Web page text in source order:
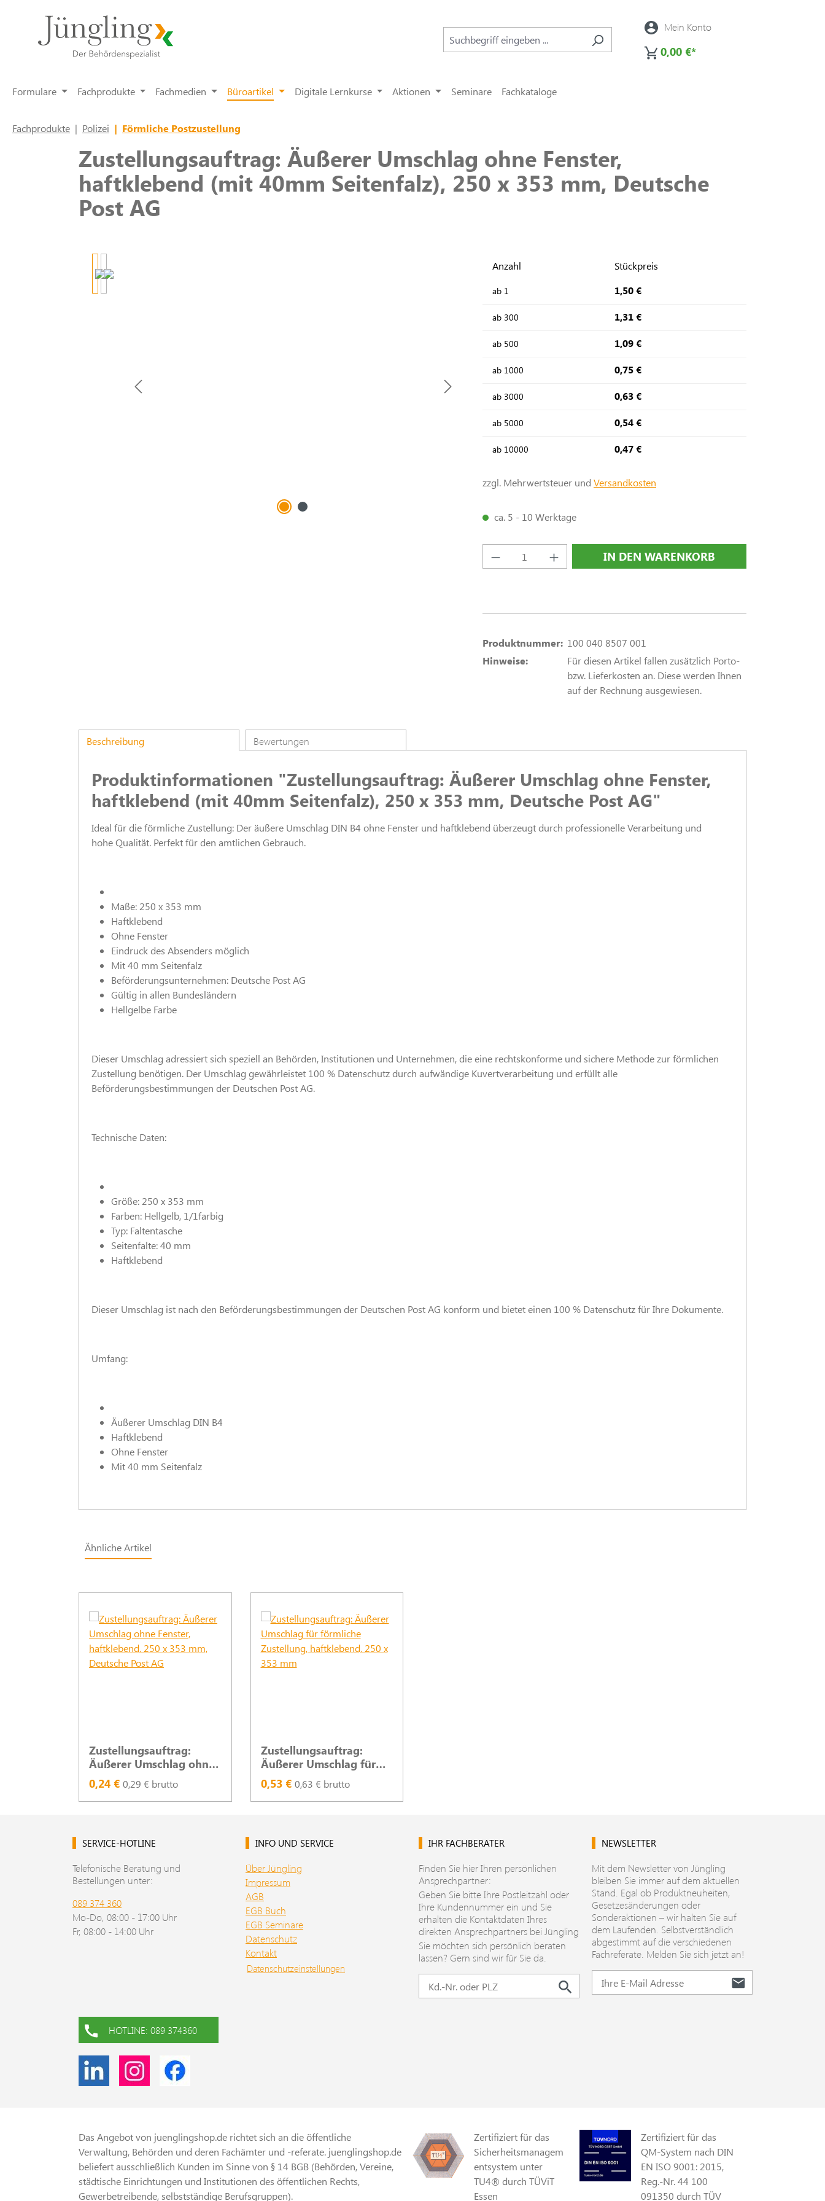
Zur Hauptnavigation springen
Mein Konto
0,00 €*
Formulare Fachprodukte Fachmedien Büroartikel Digitale Lernkurse Aktionen Seminare Fachkataloge
Fachprodukte | Polizei | Förmliche Postzustellung
Zustellungsauftrag: Äußerer Umschlag ohne Fenster,
haftklebend (mit 40mm Seitenfalz), 250 x 353 mm, Deutsche
Post AG
Anzahl Stückpreis
ab 1 1,50 €
ab 300 1,31 €
ab 500 1,09 €
ab 1000 0,75 €
ab 3000 0,63 €
ab 5000 0,54 €
ab 10000 0,47 €
zzgl. Mehrwertsteuer und Versandkosten
ca. 5 - 10 Werktage
Produkt Anzahl: Gib den gewünschten Wert ein
IN DEN WARENKORB
Produktnummer: 100 040 8507 001
Hinweise:
Für diesen Artikel fallen zusätzlich Porto-
bzw. Lieferkosten an. Diese werden Ihnen
auf der Rechnung ausgewiesen.
Beschreibung Bewertungen
Produktinformationen "Zustellungsauftrag: Äußerer Umschlag ohne Fenster,
haftklebend (mit 40mm Seitenfalz), 250 x 353 mm, Deutsche Post AG"
Ideal für die förmliche Zustellung: Der äußere Umschlag DIN B4 ohne Fenster und haftklebend überzeugt durch professionelle Verarbeitung und
hohe Qualität. Perfekt für den amtlichen Gebrauch.
Maße: 250 x 353 mm
Haftklebend
Ohne Fenster
Eindruck des Absenders möglich
Mit 40 mm Seitenfalz
Beförderungsunternehmen: Deutsche Post AG
Gültig in allen Bundesländern
Hellgelbe Farbe
Dieser Umschlag adressiert sich speziell an Behörden, Institutionen und Unternehmen, die eine rechtskonforme und sichere Methode zur förmlichen
Zustellung benötigen. Der Umschlag gewährleistet 100 % Datenschutz durch aufwändige Kuvertverarbeitung und erfüllt alle
Beförderungsbestimmungen der Deutschen Post AG.
Technische Daten:
Größe: 250 x 353 mm
Farben: Hellgelb, 1/1farbig
Typ: Faltentasche
Seitenfalte: 40 mm
Haftklebend
Dieser Umschlag ist nach den Beförderungsbestimmungen der Deutschen Post AG konform und bietet einen 100 % Datenschutz für Ihre Dokumente.
Umfang:
Äußerer Umschlag DIN B4
Haftklebend
Ohne Fenster
Mit 40 mm Seitenfalz
Ähnliche Artikel
Zustellungsauftrag:
Äußerer Umschlag ohne
Fenster, haftklebend, 250
x 353 mm, Deutsche Post
AG
0,24 € 0,29 € brutto
Zustellungsauftrag:
Äußerer Umschlag für
förmliche Zustellung,
haftklebend, 250 x 353
mm
0,53 € 0,63 € brutto
SERVICE-HOTLINE
Telefonische Beratung und
Bestellungen unter:
089 374 360
Mo-Do, 08:00 - 17:00 Uhr
Fr, 08:00 - 14:00 Uhr
INFO UND SERVICE
Über Jüngling
Impressum
AGB
EGB Buch
EGB Seminare
Datenschutz
Kontakt
Datenschutzeinstellungen
IHR FACHBERATER
Finden Sie hier Ihren persönlichen
Ansprechpartner:
Geben Sie bitte Ihre Postleitzahl oder
Ihre Kundennummer ein und Sie
erhalten die Kontaktdaten Ihres
direkten Ansprechpartners bei Jüngling
Sie möchten sich persönlich beraten
lassen? Gern sind wir für Sie da.
NEWSLETTER
Mit dem Newsletter von Jüngling
bleiben Sie immer auf dem aktuellen
Stand. Egal ob Produktneuheiten,
Gesetzesänderungen oder
Sonderaktionen – wir halten Sie auf
dem Laufenden. Selbstverständlich
abgestimmt auf die verschiedenen
Fachreferate. Melden Sie sich jetzt an!
HOTLINE: 089 374360
Das Angebot von juenglingshop.de richtet sich an die öffentliche
Verwaltung, Behörden und deren Fachämter und -referate. juenglingshop.de
beliefert ausschließlich Kunden im Sinne von § 14 BGB (Behörden, Vereine,
städtische Einrichtungen und Institutionen des öffentlichen Rechts,
Gewerbetreibende, selbstständige Berufsgruppen).
Zertifiziert für das
Sicherheitsmanagem
entsystem unter
TU4® durch TÜViT
Essen
Zertifiziert für das
QM-System nach DIN
EN ISO 9001: 2015,
Reg.-Nr. 44 100
091350 durch TÜV